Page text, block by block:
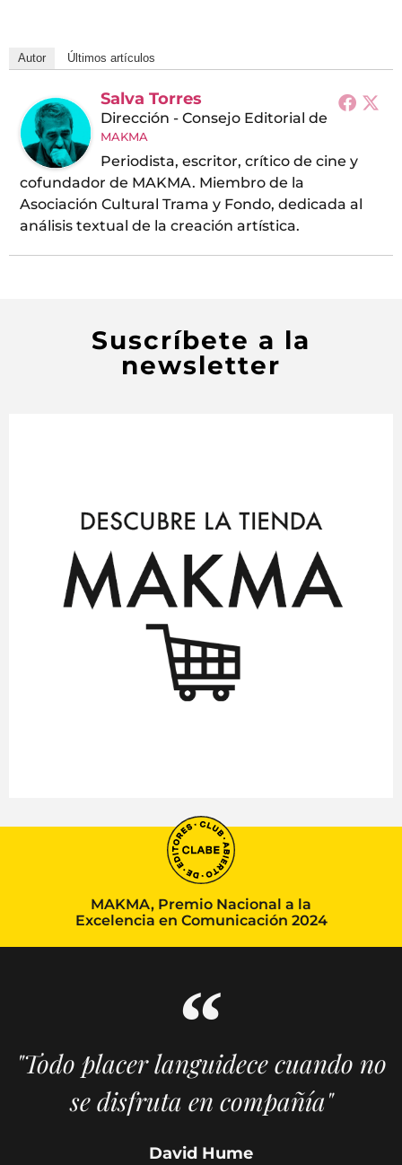
Autor Últimos artículos
Salva Torres
Dirección - Consejo Editorial de
MAKMA
Periodista, escritor, crítico de cine y
cofundador de MAKMA. Miembro de la
Asociación Cultural Trama y Fondo, dedicada al
análisis textual de la creación artística.
Suscríbete a la
newsletter
MAKMA, Premio Nacional a la
Excelencia en Comunicación 2024
"Todo placer languidece cuando no
se disfruta en compañía"
David Hume